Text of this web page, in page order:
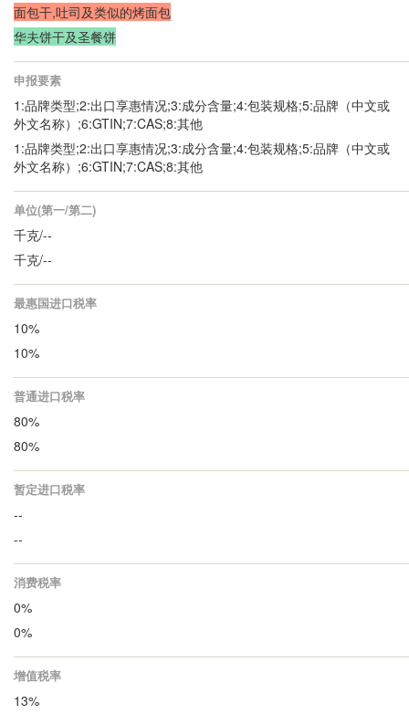
面包干,吐司及类似的烤面包
华夫饼干及圣餐饼
申报要素
1:品牌类型;2:出口享惠情况;3:成分含量;4:包装规格;5:品牌（中文或
外文名称）;6:GTIN;7:CAS;8:其他
1:品牌类型;2:出口享惠情况;3:成分含量;4:包装规格;5:品牌（中文或
外文名称）;6:GTIN;7:CAS;8:其他
单位(第一/第二)
千克/--
千克/--
最惠国进口税率
10%
10%
普通进口税率
80%
80%
暂定进口税率
--
--
消费税率
0%
0%
增值税率
13%